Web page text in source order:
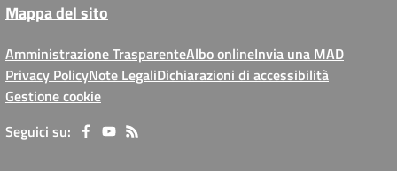
Mappa del sito
Amministrazione TrasparenteAlbo onlineInvia una MAD
Privacy PolicyNote LegaliDichiarazioni di accessibilità
Gestione cookie
Seguici su: